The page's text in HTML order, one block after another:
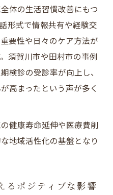
体の生活習慣改善にもつ
形式で情報共有や経験交
要性や日々のケア方法が
須賀川市や田村市の事例
検診の受診率が向上し、
高まったという声が多く
健康寿命延伸や医療費削
地域活性化の基盤となり
るポジティブな影響